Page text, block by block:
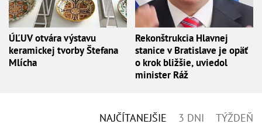
ÚĽUV otvára výstavu
keramickej tvorby Štefana
Mlícha
Rekonštrukcia Hlavnej
stanice v Bratislave je opäť
o krok bližšie, uviedol
minister Ráž
NAJČÍTANEJŠIE 3 DNI TÝŽDEŇ